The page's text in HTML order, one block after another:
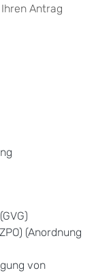
Antrag
(Anordnung
von